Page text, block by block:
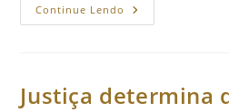
Continue Lendo Município
Terá
Insalubridade.
Justiça determina